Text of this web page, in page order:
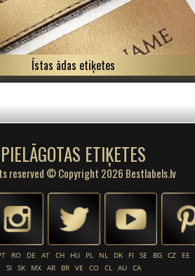
Īstas ādas etiķetes
PIELĀGOTAS ETIĶETES
reserved © Copyright 2026 Bestlabels.lv
RO DE AT CH HU PL NL DK FI SE BG CZ
EE
SI
SK MX AR BR VE CO CL AU CA